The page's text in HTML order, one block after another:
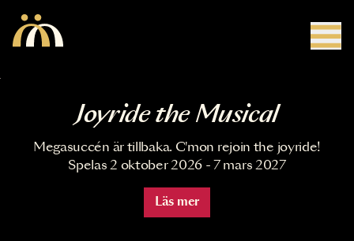
Joyride the Musical
Megasuccén är tillbaka. C'mon rejoin the joyride!
Spelas 2 oktober 2026 - 7 mars 2027
Läs mer